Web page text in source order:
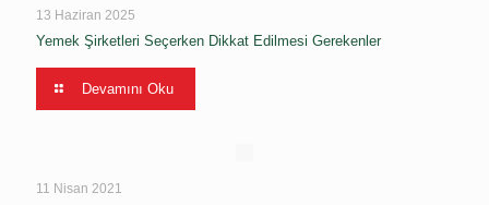
13 Haziran 2025
Yemek Şirketleri Seçerken Dikkat Edilmesi Gerekenler
Devamını Oku
11 Nisan 2021